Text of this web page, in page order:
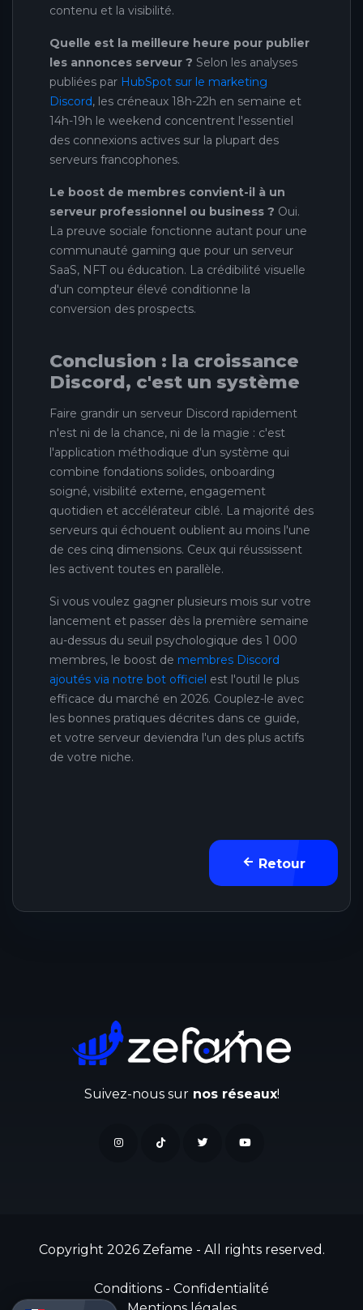
contenu et la visibilité.
Quelle est la meilleure heure pour publier
les annonces serveur ? Selon les analyses
publiées par HubSpot sur le marketing
Discord, les créneaux 18h-22h en semaine et
14h-19h le weekend concentrent l'essentiel
des connexions actives sur la plupart des
serveurs francophones.
Le boost de membres convient-il à un
serveur professionnel ou business ? Oui.
La preuve sociale fonctionne autant pour une
communauté gaming que pour un serveur
SaaS, NFT ou éducation. La crédibilité visuelle
d'un compteur élevé conditionne la
conversion des prospects.
Conclusion : la croissance
Discord, c'est un système
Faire grandir un serveur Discord rapidement
n'est ni de la chance, ni de la magie : c'est
l'application méthodique d'un système qui
combine fondations solides, onboarding
soigné, visibilité externe, engagement
quotidien et accélérateur ciblé. La majorité des
serveurs qui échouent oublient au moins l'une
de ces cinq dimensions. Ceux qui réussissent
les activent toutes en parallèle.
Si vous voulez gagner plusieurs mois sur votre
lancement et passer dès la première semaine
au-dessus du seuil psychologique des 1 000
membres, le boost de membres Discord
ajoutés via notre bot officiel est l'outil le plus
efficace du marché en 2026. Couplez-le avec
les bonnes pratiques décrites dans ce guide,
et votre serveur deviendra l'un des plus actifs
de votre niche.
Retour
Suivez-nous surnos réseaux!
Copyright 2026 Zefame - All rights reserved.
Conditions - Confidentialité